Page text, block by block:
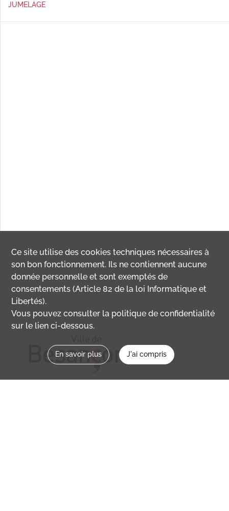
JUMELAGE
Ce site utilise descookies techniques nécessaires à
son bon fonctionnement. Ils ne contiennent aucune
donnée personnelle et sont exemptés de
consentements (Article 82 de la loi Informatique et
Libertés).
Vous pouvez consulter la politique de confidentialité
sur le lien ci-dessous.
En savoir plus J'ai compris